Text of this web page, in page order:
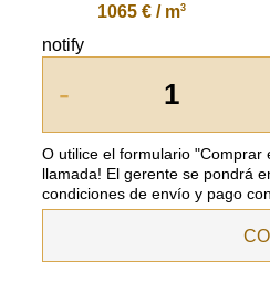
1065 € / m3
notify
-
O utilice el formulario
llamada! El gerente se pondrá
condiciones de envío y pago